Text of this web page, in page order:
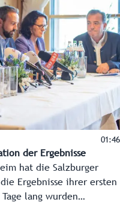
Themen mit großer
01:46
der Ergebnisse
hat die Salzburger
Ergebnisse ihrer ersten
lang wurden